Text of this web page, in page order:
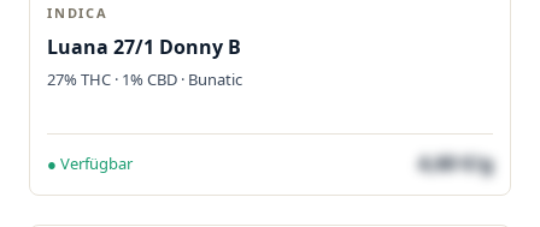
INDICA
Luana 27/1 Donny B
27% THC · 1% CBD · Bunatic
● Verfügbar 4,60 €/g